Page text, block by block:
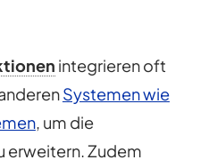
integrieren oft
Systemen wie
, um die
erweitern. Zudem